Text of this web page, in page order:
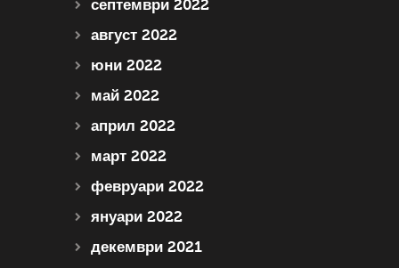
септември 2022
август 2022
юни 2022
май 2022
април 2022
март 2022
февруари 2022
януари 2022
декември 2021